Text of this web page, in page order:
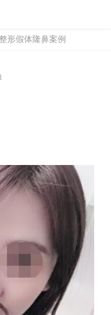
形假体隆鼻案例